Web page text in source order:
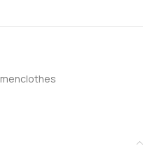
menclothes